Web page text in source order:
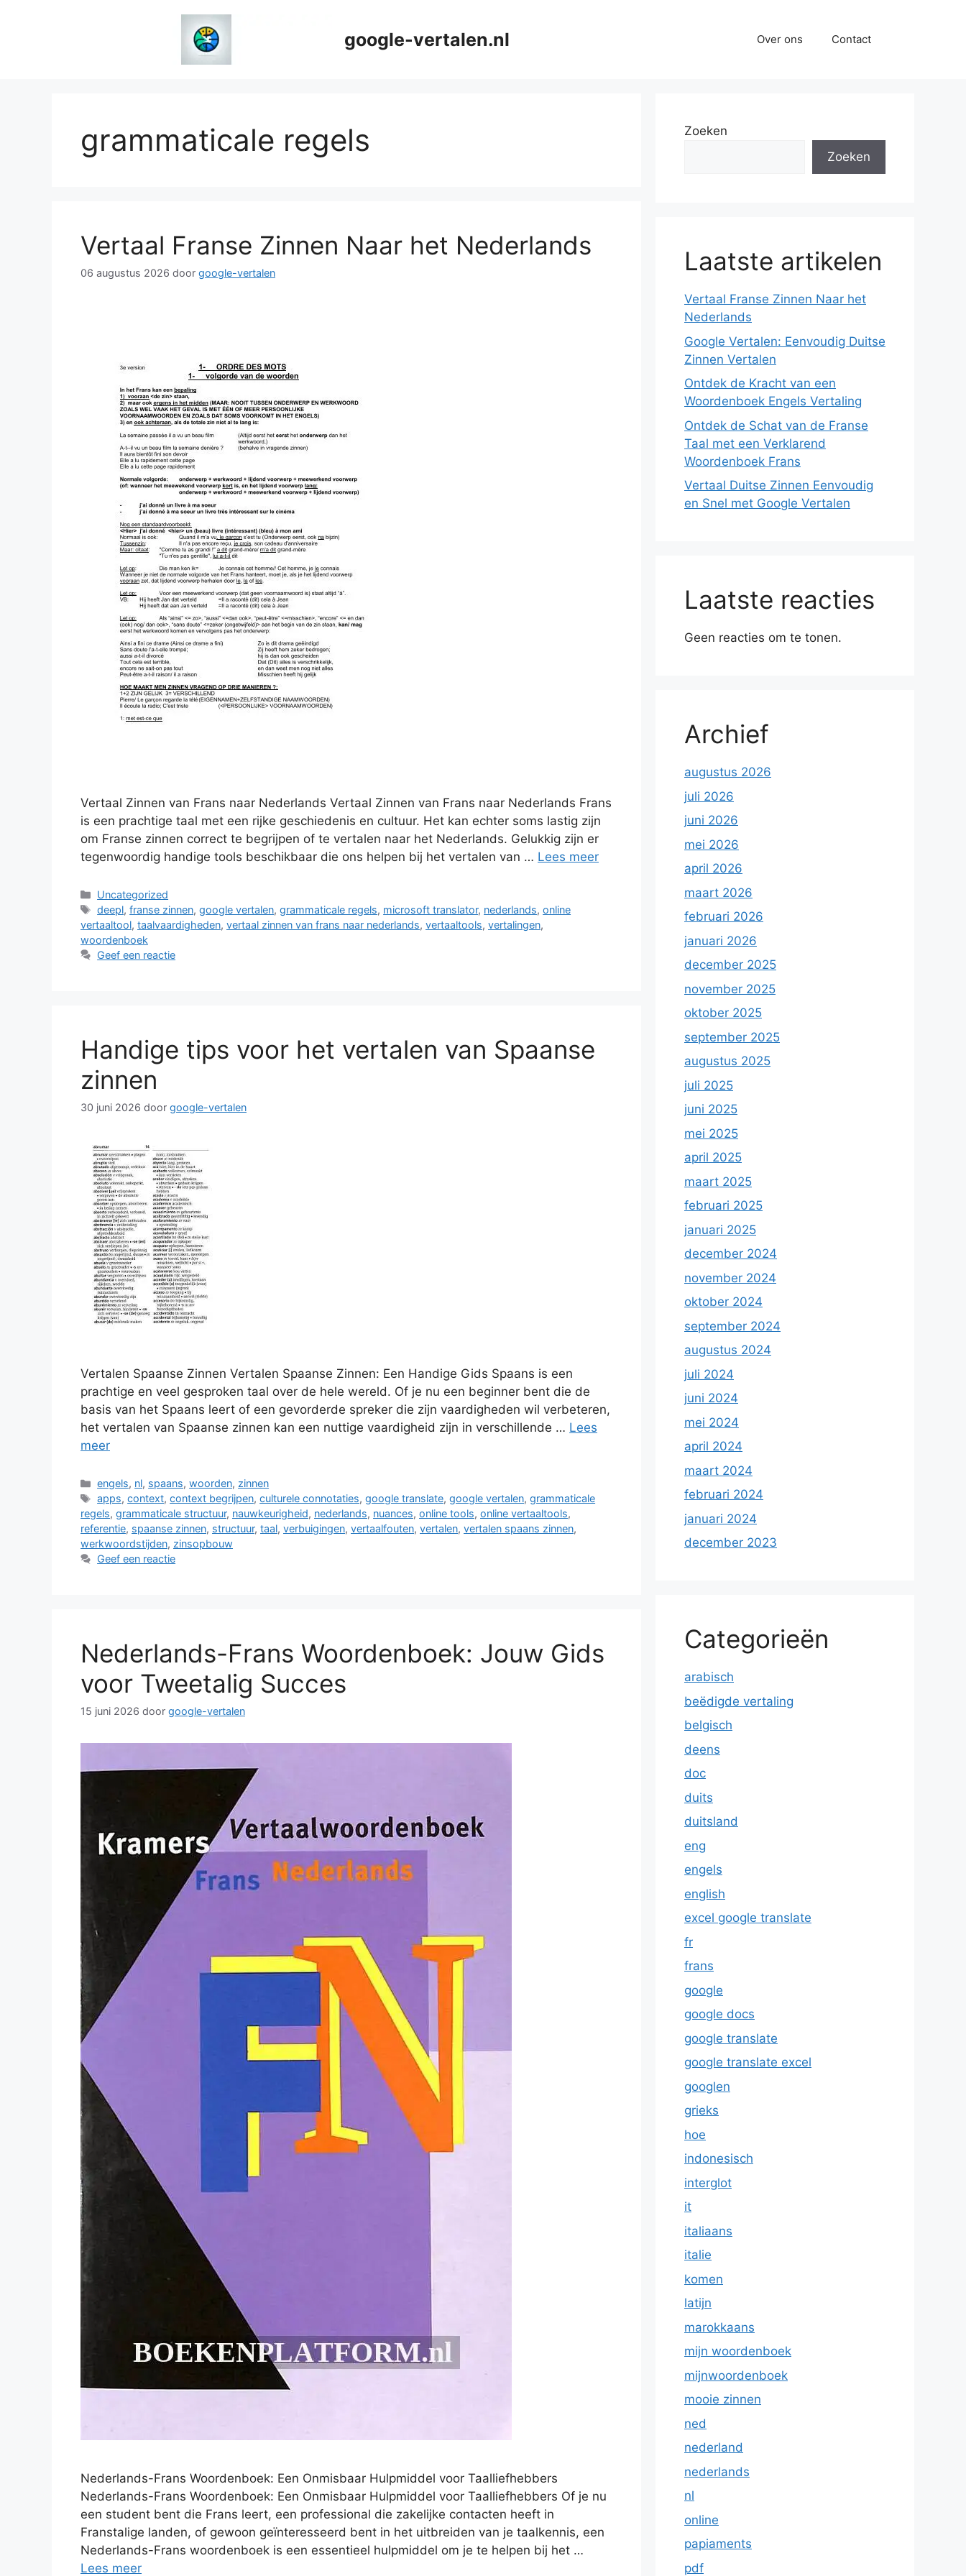
google-vertalen.nl Over ons Contact
grammaticale regels
Vertaal Franse Zinnen Naar het Nederlands
06 augustus 2026 door google-vertalen
Vertaal Zinnen van Frans naar Nederlands Vertaal Zinnen van Frans naar Nederlands Frans
is een prachtige taal met een rijke geschiedenis en cultuur. Het kan echter soms lastig zijn
om Franse zinnen correct te begrijpen of te vertalen naar het Nederlands. Gelukkig zijn er
tegenwoordig handige tools beschikbaar die ons helpen bij het vertalen van … Lees meer
Categorieën
Uncategorized
Tags
deepl,franse zinnen,google vertalen,grammaticale regels, microsoft translator, nederlands,online
vertaaltool, taalvaardigheden, vertaal zinnen van frans naar nederlands, vertaaltools, vertalingen,
woordenboek
Geef een reactie
Handige tips voor het vertalen van Spaanse
zinnen
30 juni 2026 door google-vertalen
Vertalen Spaanse Zinnen Vertalen Spaanse Zinnen: Een Handige Gids Spaans is een
prachtige en veel gesproken taal over de hele wereld. Of je nu een beginner bent die de
basis van het Spaans leert of een gevorderde spreker die zijn vaardigheden wil verbeteren,
het vertalen van Spaanse zinnen kan een nuttige vaardigheid zijn in verschillende … Lees
meer
Categorieën
engels, nl, spaans,woorden, zinnen
Tags
apps,context,context begrijpen,culturele connotaties,google translate,google vertalen,grammaticale
regels, grammaticale structuur, nauwkeurigheid, nederlands, nuances, online tools, online vertaaltools,
referentie, spaanse zinnen, structuur, taal, verbuigingen, vertaalfouten, vertalen, vertalen spaans zinnen,
werkwoordstijden, zinsopbouw
Geef een reactie
Nederlands-Frans Woordenboek: Jouw Gids
voor Tweetalig Succes
15 juni 2026 door google-vertalen
Nederlands-Frans Woordenboek: Een Onmisbaar Hulpmiddel voor Taalliefhebbers
Nederlands-Frans Woordenboek: Een Onmisbaar Hulpmiddel voor Taalliefhebbers Of je nu
een student bent die Frans leert, een professional die zakelijke contacten heeft in
Franstalige landen, of gewoon geïnteresseerd bent in het uitbreiden van je taalkennis, een
Nederlands-Frans woordenboek is een essentieel hulpmiddel om je te helpen bij het …
Lees meer
Zoeken
Zoeken
Laatste artikelen
Vertaal Franse Zinnen Naar het
Nederlands
Google Vertalen: Eenvoudig Duitse
Zinnen Vertalen
Ontdek de Kracht van een
Woordenboek Engels Vertaling
Ontdek de Schat van de Franse
Taal met een Verklarend
Woordenboek Frans
Vertaal Duitse Zinnen Eenvoudig
en Snel met Google Vertalen
Laatste reacties
Geen reacties om te tonen.
Archief
augustus 2026
juli 2026
juni 2026
mei 2026
april 2026
maart 2026
februari 2026
januari 2026
december 2025
november 2025
oktober 2025
september 2025
augustus 2025
juli 2025
juni 2025
mei 2025
april 2025
maart 2025
februari 2025
januari 2025
december 2024
november 2024
oktober 2024
september 2024
augustus 2024
juli 2024
juni 2024
mei 2024
april 2024
maart 2024
februari 2024
januari 2024
december 2023
Categorieën
arabisch
beëdigde vertaling
belgisch
deens
doc
duits
duitsland
eng
engels
english
excel google translate
fr
frans
google
google docs
google translate
google translate excel
googlen
grieks
hoe
indonesisch
interglot
it
italiaans
italie
komen
latijn
marokkaans
mijn woordenboek
mijnwoordenboek
mooie zinnen
ned
nederland
nederlands
nl
online
papiaments
pdf